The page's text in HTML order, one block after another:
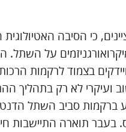
כי הסיבה האטיולוגית
על השתל.
בצמוד לרקמות
ועיקרי לא רק
ברקמות סביב השתל
בעבר תוארה התיישבות